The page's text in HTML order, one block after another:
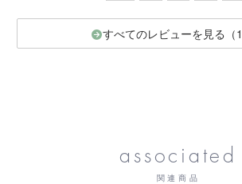
すべてのレビューを見る（1
associated
関連商品